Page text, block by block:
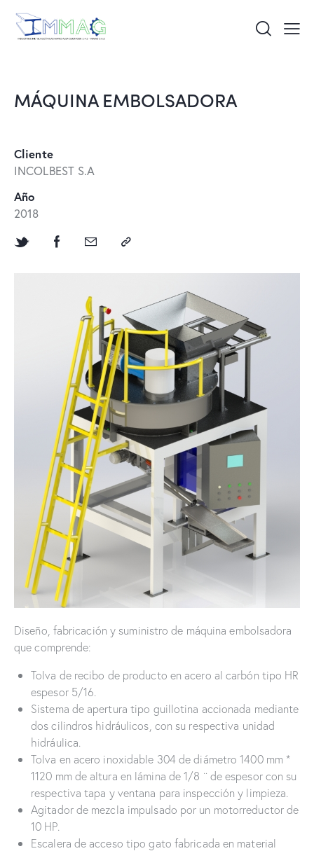
MÁQUINA EMBOLSADORA
Cliente
INCOLBEST S.A
Año
2018
Diseño, fabricación y suministro de máquina embolsadora
que comprende:
Tolva de recibo de producto en acero al carbón tipo HR
espesor 5/16.
Sistema de apertura tipo guillotina accionada mediante
dos cilindros hidráulicos, con su respectiva unidad
hidráulica.
Tolva en acero inoxidable 304 de diámetro 1400 mm *
1120 mm de altura en lámina de 1/8 ¨ de espesor con su
respectiva tapa y ventana para inspección y limpieza.
Agitador de mezcla impulsado por un motorreductor de
10 HP.
Escalera de acceso tipo gato fabricada en material